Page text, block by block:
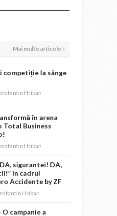
Mai multe articole
competiție la sânge
Hriban
în arena
Total Business
Hriban
sigurantei! DA,
in cadrul
Accidente by ZF
Hriban
campanie a